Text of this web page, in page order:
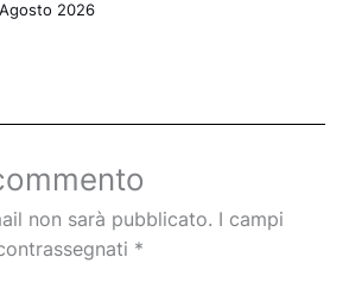
2026
non sarà pubblicato. I campi
*